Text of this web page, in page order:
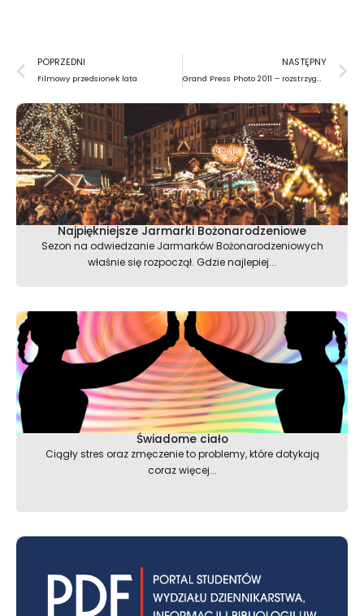
Prev
POPRZEDNI
Filmowy przedsionek lata
NASTĘPNY
Grand Press Photo 2011 – rozstrzygnięte!
Najpiękniejsze Jarmarki Bożonarodzeniowe
Sezon na odwiedzanie Jarmarków Bożonarodzeniowych
właśnie się rozpoczął. Gdzie najlepiej...
Świadome ciało
Ciągły stres oraz zmęczenie to problemy, które dotykają
coraz więcej...